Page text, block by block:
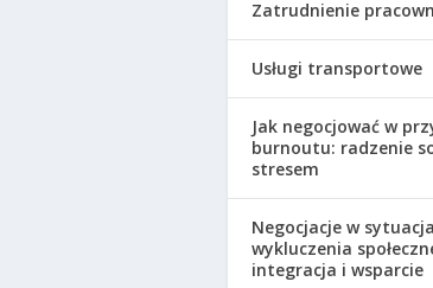
Zatrudnienie
Usługi transportowe
Jak negocjować w
burnoutu: radzenie
stresem
Negocjacje w
wykluczenia
integracja i wsparcie